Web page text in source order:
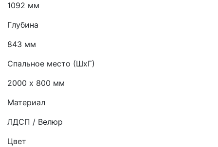
1092 мм
Глубина
843 мм
Спальное место (ШхГ)
2000 х 800 мм
Материал
ЛДСП / Велюр
Цвет